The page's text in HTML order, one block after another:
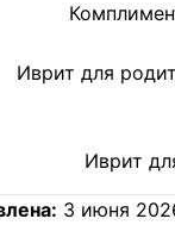
Иврит для
Иврит
3 июня